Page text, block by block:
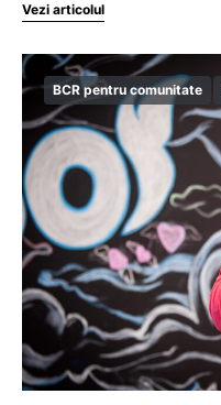
Vezi articolul
BCR pentru comunitate